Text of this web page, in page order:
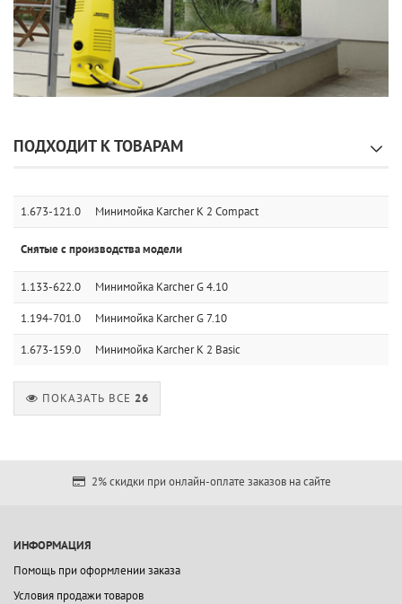
ПОДХОДИТ К ТОВАРАМ
1.673-121.0 Минимойка Karcher K 2 Compact
Снятые с производства модели
1.133-622.0 Минимойка Karcher G 4.10
1.194-701.0 Минимойка Karcher G 7.10
1.673-159.0 Минимойка Karcher K 2 Basic
ПОКАЗАТЬ ВСЕ 26
2% скидки при онлайн-оплате заказов на сайте
ИНФОРМАЦИЯ
Помощь при оформлении заказа
Условия продажи товаров